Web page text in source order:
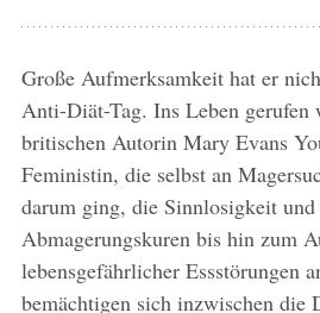
Große Aufmerksamkeit hat er
Anti-Diät-Tag. Ins Leben gerufen
britischen Autorin Mary Evans
Feministin, die selbst an
darum ging, die Sinnlosigkeit
Abmagerungskuren bis hin zum
lebensgefährlicher Essstörungen
bemächtigen sich inzwischen die